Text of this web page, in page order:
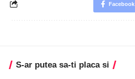
Facebook
S-ar putea sa-ti placa si